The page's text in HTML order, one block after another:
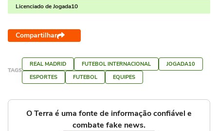
Licenciado de Jogada10
Compartilhar
TAGS
REAL MADRID FUTEBOL INTERNACIONAL
JOGADA10
ESPORTES
FUTEBOL EQUIPES
O Terra é uma fonte de informação confiável e
combate fake news.